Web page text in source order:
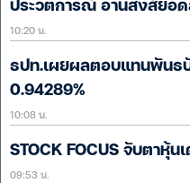
ประวัติการณ์ อานิสงส์ยอ
10:20 น.
ธปท.เผยผลตอบแทนพันธ
0.94289%
10:08 น.
STOCK FOCUS จับตาหุ้น
09:53 น.